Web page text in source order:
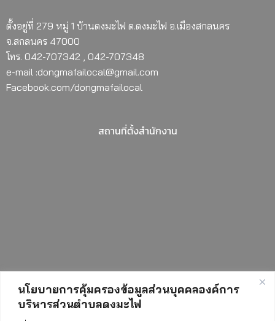
นโยบายการคุ้มครองข้อมูลส่วนบุคคลองค์การ
บริหารส่วนตำบลดงมะไฟ
ตั้งอยู่ที่ 279 หมู่ 1 บ้านดงมะไฟ ต.ดงมะไฟ อ.เมืองสกลนคร
จ.สกลนคร 47000
โทร. 042-707342 , 042-707348
e-mail :dongmafailocal@gmail.com
Facebook.com/dongmafailocal
สถานที่ตั้งสำนักงาน